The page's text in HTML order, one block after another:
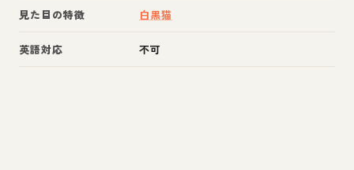
見た目の特徴 白黒猫
英語対応 不可